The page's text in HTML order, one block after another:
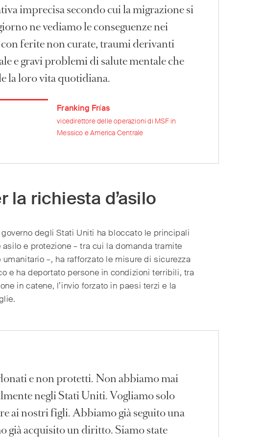
imprecisa secondo cui la migrazione si
ne vediamo le conseguenze nei
ferite non curate, traumi derivanti
e gravi problemi di salute mentale che
la loro vita quotidiana.
Franking Frías
vicedirettore delle operazioni di MSF in
Messico e America Centrale
la richiesta d’asilo
degli Stati Uniti ha bloccato le principali
e protezione – tra cui la domanda tramite
–, ha rafforzato le misure di sicurezza
e ha deportato persone in condizioni terribili, tra
in catene, l’invio forzato in paesi terzi e la
e non protetti. Non abbiamo mai
negli Stati Uniti. Vogliamo solo
ai nostri figli. Abbiamo già seguito una
già acquisito un diritto. Siamo state